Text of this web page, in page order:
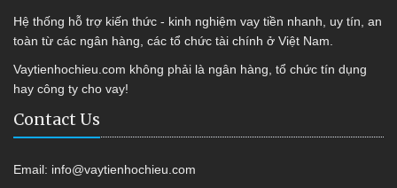
Hệ thống hỗ trợ kiến thức - kinh nghiệm vay tiền nhanh, uy tín, an
toàn từ các ngân hàng, các tổ chức tài chính ở Việt Nam.
Vaytienhochieu.com không phải là ngân hàng, tổ chức tín dụng
hay công ty cho vay!
Contact Us
Email: info@vaytienhochieu.com